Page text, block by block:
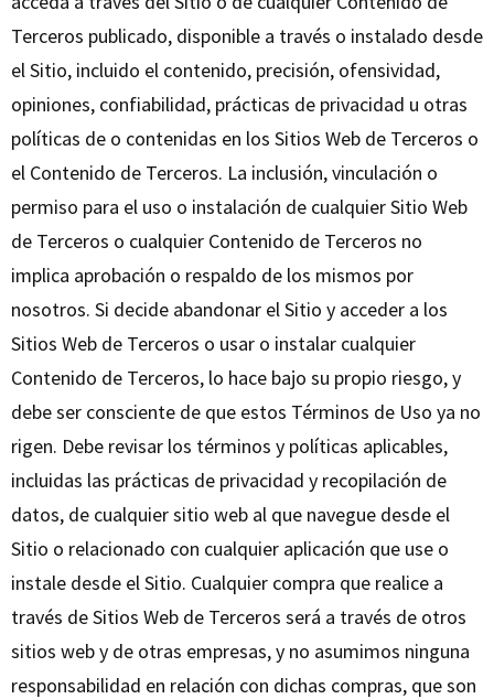
Terceros publicado, disponible a través o instalado desde
el Sitio, incluido el contenido, precisión, ofensividad,
opiniones, confiabilidad, prácticas de privacidad u otras
políticas de o contenidas en los Sitios Web de Terceros o
el Contenido de Terceros. La inclusión, vinculación o
permiso para el uso o instalación de cualquier Sitio Web
de Terceros o cualquier Contenido de Terceros no
implica aprobación o respaldo de los mismos por
nosotros. Si decide abandonar el Sitio y acceder a los
Sitios Web de Terceros o usar o instalar cualquier
Contenido de Terceros, lo hace bajo su propio riesgo, y
debe ser consciente de que estos Términos de Uso ya no
rigen. Debe revisar los términos y políticas aplicables,
incluidas las prácticas de privacidad y recopilación de
datos, de cualquier sitio web al que navegue desde el
Sitio o relacionado con cualquier aplicación que use o
instale desde el Sitio. Cualquier compra que realice a
través de Sitios Web de Terceros será a través de otros
sitios web y de otras empresas, y no asumimos ninguna
responsabilidad en relación con dichas compras, que son